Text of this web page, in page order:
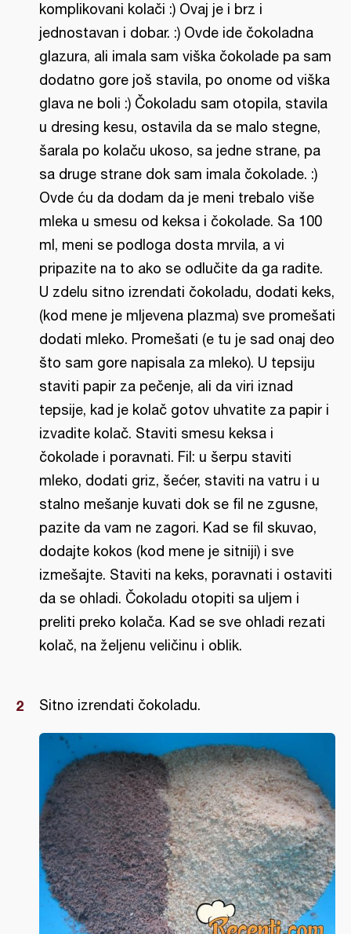
komplikovani kolači :) Ovaj je i brz i
jednostavan i dobar. :) Ovde ide čokoladna
glazura, ali imala sam viška čokolade pa sam
dodatno gore još stavila, po onome od viška
glava ne boli :) Čokoladu sam otopila, stavila
u dresing kesu, ostavila da se malo stegne,
šarala po kolaču ukoso, sa jedne strane, pa
sa druge strane dok sam imala čokolade. :)
Ovde ću da dodam da je meni trebalo više
mleka u smesu od keksa i čokolade. Sa 100
ml, meni se podloga dosta mrvila, a vi
pripazite na to ako se odlučite da ga radite.
U zdelu sitno izrendati čokoladu, dodati keks,
(kod mene je mljevena plazma) sve promešati
dodati mleko. Promešati (e tu je sad onaj deo
što sam gore napisala za mleko). U tepsiju
staviti papir za pečenje, ali da viri iznad
tepsije, kad je kolač gotov uhvatite za papir i
izvadite kolač. Staviti smesu keksa i
čokolade i poravnati. Fil: u šerpu staviti
mleko, dodati griz, šećer, staviti na vatru i u
stalno mešanje kuvati dok se fil ne zgusne,
pazite da vam ne zagori. Kad se fil skuvao,
dodajte kokos (kod mene je sitniji) i sve
izmešajte. Staviti na keks, poravnati i ostaviti
da se ohladi. Čokoladu otopiti sa uljem i
preliti preko kolača. Kad se sve ohladi rezati
kolač, na željenu veličinu i oblik.
Sitno izrendati čokoladu.